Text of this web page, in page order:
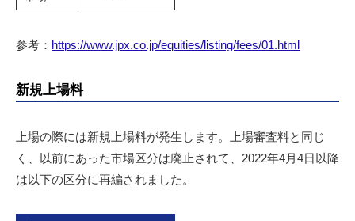
参考： https://www.jpx.co.jp/equities/listing/fees/01.html
新規上場料
上場の際には新規上場料が発生します。上場審査料と同じ
く、以前にあった市場区分は廃止されて、2022年4月4日以降
は以下の区分に再編されました。